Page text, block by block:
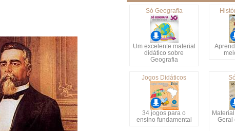
Só Geografia
Um excelente material
didático sobre
Geografia
Jogos Didáticos
34 jogos para o
ensino fundamental
Geral